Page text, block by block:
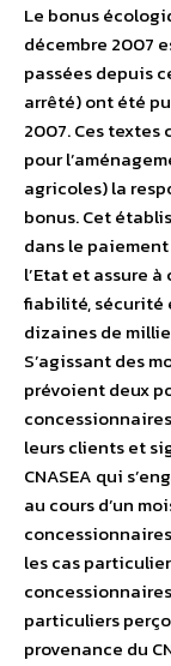
Le bonus
décembre 2007
passées depuis
arrêté) ont été
2007. Ces textes
pour
agricoles) la
bonus. Cet
dans le
l’Etat et assure
fiabilité, sécurité
dizaines de
S’agissant des
prévoient deux
leurs clients et
CNASEA qui
au cours d’un
les cas
particuliers
provenance du